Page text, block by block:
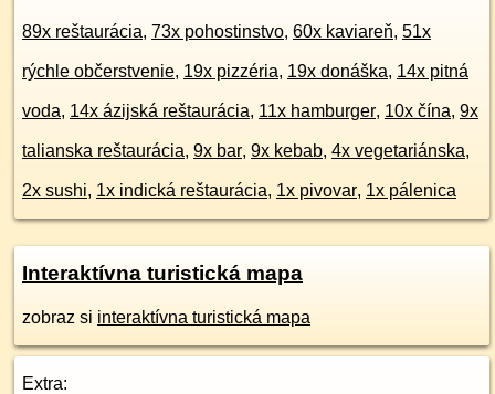
89x reštaurácia, 73x pohostinstvo, 60x kaviareň, 51x
rýchle občerstvenie, 19x pizzéria, 19x donáška, 14x pitná
voda, 14x ázijská reštaurácia, 11x hamburger, 10x čína, 9x
talianska reštaurácia, 9x bar, 9x kebab, 4x vegetariánska,
2x sushi, 1x indická reštaurácia, 1x pivovar, 1x pálenica
Interaktívna turistická mapa
zobraz si interaktívna turistická mapa
Extra: